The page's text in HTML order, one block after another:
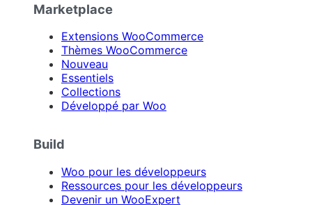
Marketplace
Extensions WooCommerce
Thèmes WooCommerce
Nouveau
Essentiels
Collections
Développé par Woo
Build
Woo pour les développeurs
Ressources pour les développeurs
Devenir un WooExpert